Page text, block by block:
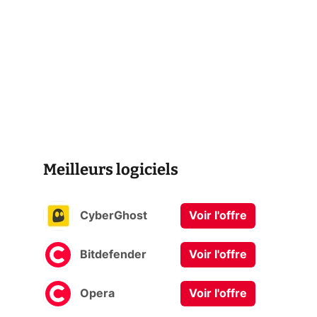
Meilleurs logiciels
CyberGhost Voir l'offre
Bitdefender Voir l'offre
Opera Voir l'offre